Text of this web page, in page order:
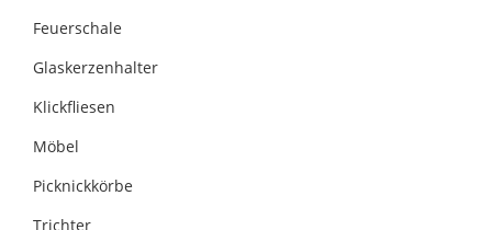
Feuerschale
Glaskerzenhalter
Klickfliesen
Möbel
Picknickkörbe
Trichter